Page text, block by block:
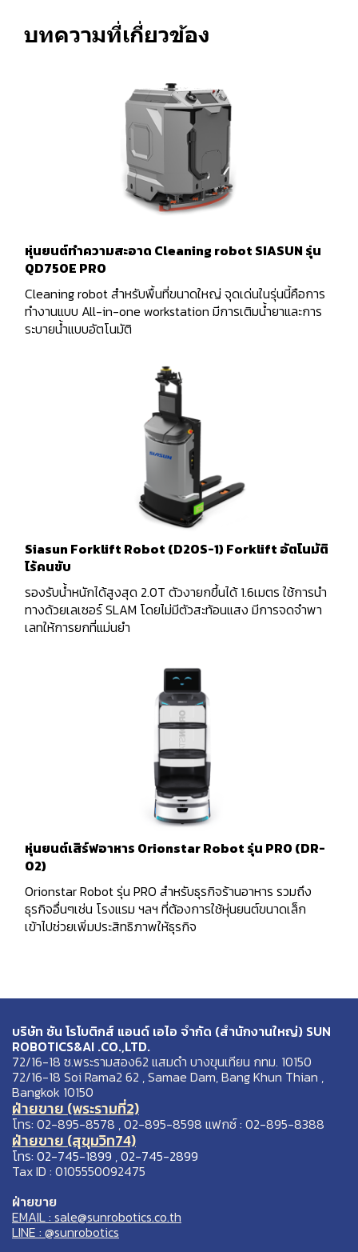
บทความที่เกี่ยวข้อง
หุ่นยนต์ทำความสะอาด Cleaning robot SIASUN รุ่น
QD750E PRO
Cleaning robot สำหรับพื้นที่ขนาดใหญ่ จุดเด่นในรุ่นนี้คือการ
ทำงานแบบ All-in-one workstation มีการเติมน้ำยาและการ
ระบายน้ำแบบอัตโนมัติ
Siasun Forklift Robot (D20S-1) Forklift อัตโนมัติ
ไร้คนขับ
รองรับน้ำหนักได้สูงสุด 2.0T ตัวงายกขึ้นได้ 1.6เมตร ใช้การนำ
ทางด้วยเลเซอร์ SLAM โดยไม่มีตัวสะท้อนแสง มีการจดจำพา
เลทให้การยกที่แม่นยำ
หุ่นยนต์เสิร์ฟอาหาร Orionstar Robot รุ่น PRO (DR-
02)
Orionstar Robot รุ่น PRO สำหรับธุรกิจร้านอาหาร รวมถึง
ธุรกิจอื่นๆเช่น โรงแรม ฯลฯ ที่ต้องการใช้หุ่นยนต์ขนาดเล็ก
เข้าไปช่วยเพิ่มประสิทธิภาพให้ธุรกิจ
บริษัท ซัน โรโบติกส์ แอนด์ เอไอ จำกัด (สำนักงานใหญ่) SUN
ROBOTICS&AI .CO.,LTD.
72/16-18 ซ.พระรามสอง62 แสมดำ บางขุนเทียน กทม. 10150
72/16-18 Soi Rama2 62 , Samae Dam, Bang Khun Thian ,
Bangkok 10150
ฝ่ายขาย (พระรามที่2)
โทร: 02-895-8578 , 02-895-8598 แฟกซ์ : 02-895-8388
ฝ่ายขาย (สุขุมวิท74)
โทร: 02-745-1899 , 02-745-2899
Tax ID : 0105550092475
ฝ่ายขาย
EMAIL : sale@sunrobotics.co.th
LINE : @sunrobotics